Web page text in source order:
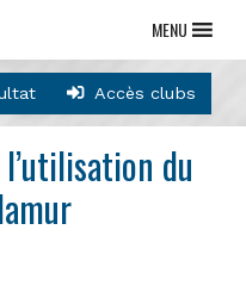
Accès clubs
MENU
du